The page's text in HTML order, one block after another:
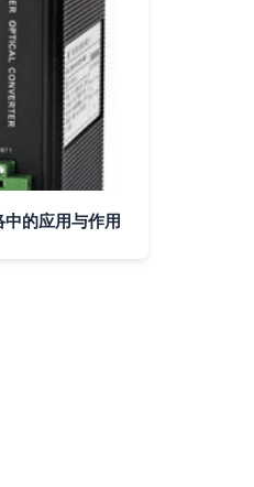
的应用与作用